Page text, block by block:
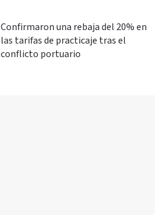
Confirmaron una rebaja del 20% en
las tarifas de practicaje tras el
conflicto portuario